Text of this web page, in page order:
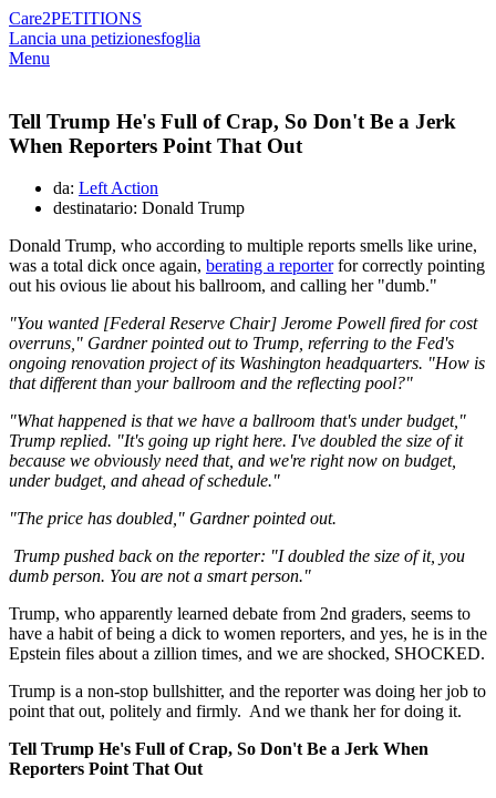
Care2PETITIONS
Lancia una petizionesfoglia
Menu
Tell Trump He's Full of Crap, So Don't Be a Jerk
When Reporters Point That Out
da: Left Action
destinatario: Donald Trump
Donald Trump, who according to multiple reports smells like urine,
was a total dick once again, berating a reporterfor correctly pointing
out his ovious lie about his ballroom, and calling her "dumb."
"You wanted [Federal Reserve Chair] Jerome Powell fired for cost
overruns," Gardner pointed out to Trump, referring to the Fed's
ongoing renovation project of its Washington headquarters. "How is
that different than your ballroom and the reflecting pool?"
"What happened is that we have a ballroom that's under budget,"
Trump replied. "It's going up right here. I've doubled the size of it
because we obviously need that, and we're right now on budget,
under budget, and ahead of schedule."
"The price has doubled," Gardner pointed out.
Trump pushed back on the reporter: "I doubled the size of it, you
dumb person. You are not a smart person."
Trump, who apparently learned debate from 2nd graders, seems to
have a habit of being a dick to women reporters, and yes, he is in the
Epstein files about a zillion times, and we are shocked, SHOCKED.
Trump is a non-stop bullshitter, and the reporter was doing her job to
point that out, politely and firmly. And we thank her for doing it.
Tell Trump He's Full of Crap, So Don't Be a Jerk When
Reporters Point That Out